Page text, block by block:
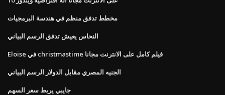
مخطط تدفق منظم في هندسة البرمجيات
النحاس يعيش تدفق الرسم البياني
Eloise في christmastime فيلم كامل على الانترنت مجانا
الجنيه المصري مقابل الدولار الرسم البياني
جايبي يربط سعر السهم